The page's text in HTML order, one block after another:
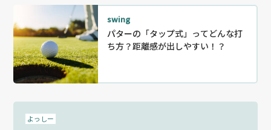
swing
パターの「タップ式」ってどんな打
ち方？距離感が出しやすい！？
よっしー